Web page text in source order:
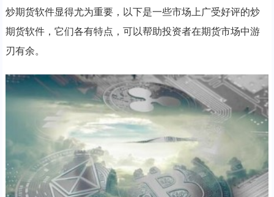
炒期货软件显得尤为重要，以下是一些市场上广受好评的炒
期货软件，它们各有特点，可以帮助投资者在期货市场中游
刃有余。